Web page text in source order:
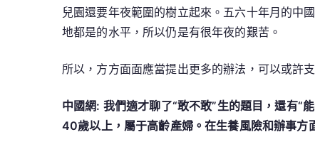
兒園還要年夜範圍的樹立起來。五六十年月的中
地都是的水平，所以仍是有很年夜的艱苦。
所以，方方面面應當提出更多的辦法，可以或許
中國網: 我們適才聊了“敢不敢”生的題目，還有
40歲以上，屬于高齡產婦。在生養風險和辦事方